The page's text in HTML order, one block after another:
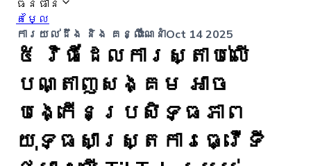
ធនធាន
តម្លៃ
ការយល់ដឹង និង គន្លឹះណែនាំOct 14 2025
៥ វិធីដែលការស្តាប់លើ
បណ្តាញសង្គម អាច
បង្កើនប្រសិទ្ធភាព
យុទ្ធសាស្ត្រការធ្វើទី